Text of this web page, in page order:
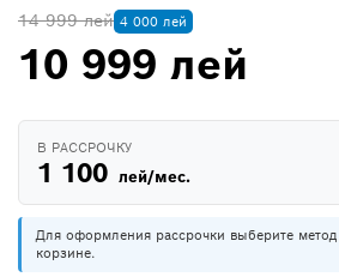
14 999 лей 4 000 лей
10 999 лей
В РАССРОЧКУ
1 100 лей/мес.
Для оформления рассрочки выберите
корзине.